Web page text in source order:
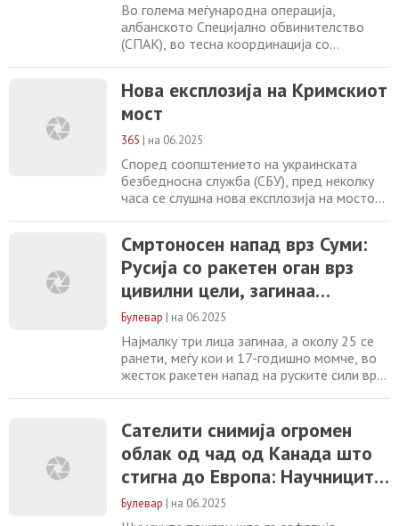
Во голема меѓународна операција,
албанското Специјално обвинителство
(СПАК), во тесна координација со
дрога низ цела Европа! Запленети се 170
килограми амфетамин, 10 килограми
најголемите нарко-боси биле управувани
директно од Албанија, открија
Нова експлозија на Кримскиот
мост
365 | на 06.2025
Според соопштението на украинската
безбедносна служба (СБУ), пред неколку
часа се слушна нова експлозија на мостот
продолжува. СБУ изведе нова уникатна
специјална операција, овој пат под
водата, нанасяјќи удар на Кримскиот мост
по трет пат! Оваа операција траеше
неколку месеци,
Смртоносен напад врз Суми:
Русија со ракетен оган врз
цивилни цели, загинаа
најмалку три лица
Булевар | на 06.2025
Најмалку три лица загинаа, а околу 25 се
ранети, меѓу кои и 17-годишно момче, во
жесток ракетен напад на руските сили врз
Според првичните информации, Русија
извела пет ракетни напади користејќи
повеќецевни ракетни фрлачи, целејќи кон
обични улици и станбени згради во градот.
Сателити снимија огромен
облак од чад од Канада што
стигна до Европа: Научниците
предупредуваат на феномен
Булевар | на 06.2025